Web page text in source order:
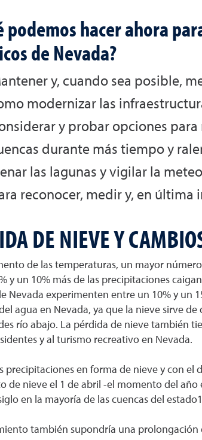
podemos hacer ahora
de Nevada?
y, cuando sea posible,
modernizar las
y probar opciones
durante más tiempo y
las lagunas y vigilar la
reconocer, medir y, en
DE NIEVE Y
de las temperaturas, un mayor
y un 10% más de las precipitaciones
Nevada experimenten entre un 10% y un
agua en Nevada, ya que la nieve sirve
río abajo. La pérdida de nieve también
y al turismo recreativo en Nevada.
precipitaciones en forma de nieve y con
de nieve el 1 de abril -el momento del
en la mayoría de las cuencas del
también supondría una